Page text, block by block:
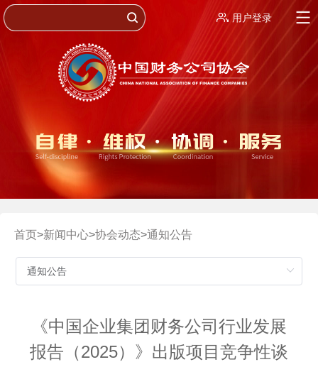
用户登录
首页>新闻中心>协会动态>通知公告
《中国企业集团财务公司行业发展
报告（2025）》出版项目竞争性谈